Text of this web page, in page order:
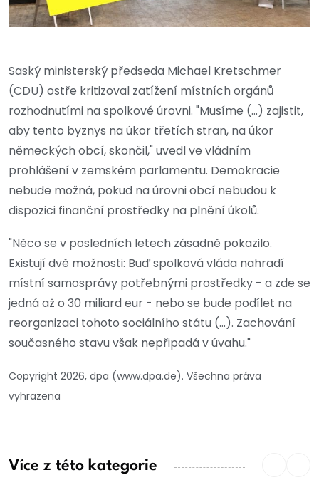
Saský ministerský předseda Michael Kretschmer
(CDU) ostře kritizoval zatížení místních orgánů
rozhodnutími na spolkové úrovni. "Musíme (...) zajistit,
aby tento byznys na úkor třetích stran, na úkor
německých obcí, skončil," uvedl ve vládním
prohlášení v zemském parlamentu. Demokracie
nebude možná, pokud na úrovni obcí nebudou k
dispozici finanční prostředky na plnění úkolů.
"Něco se v posledních letech zásadně pokazilo.
Existují dvě možnosti: Buď spolková vláda nahradí
místní samosprávy potřebnými prostředky - a zde se
jedná až o 30 miliard eur - nebo se bude podílet na
reorganizaci tohoto sociálního státu (...). Zachování
současného stavu však nepřipadá v úvahu."
Copyright 2026, dpa (www.dpa.de). Všechna práva
vyhrazena
Více z této kategorie